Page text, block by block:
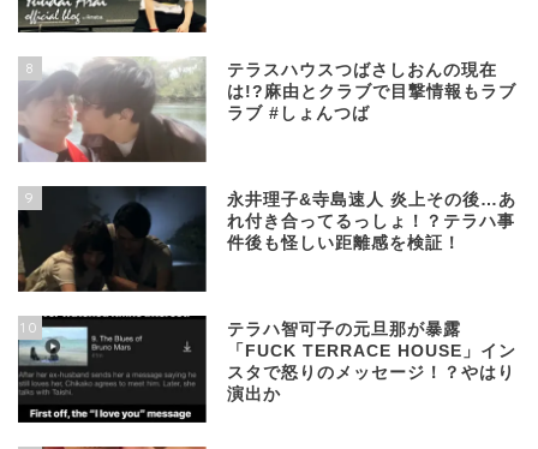
8
テラスハウスつばさしおんの現在
は!?麻由とクラブで目撃情報もラブ
ラブ #しょんつば
9
永井理子&寺島速人 炎上その後…あ
れ付き合ってるっしょ！？テラハ事
件後も怪しい距離感を検証！
10
テラハ智可子の元旦那が暴露
「FUCK TERRACE HOUSE」イン
スタで怒りのメッセージ！？やはり
演出か